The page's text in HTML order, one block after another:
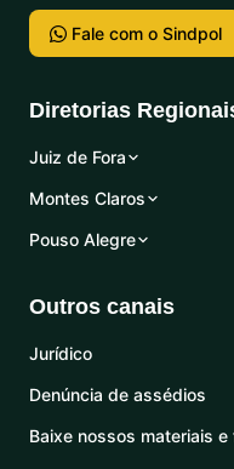
Fale com o Sindpol
Diretorias
Juiz de Fora
Montes Claros
Pouso Alegre
Outros canais
Jurídico
Denúncia de assédios
Baixe nossos materiais